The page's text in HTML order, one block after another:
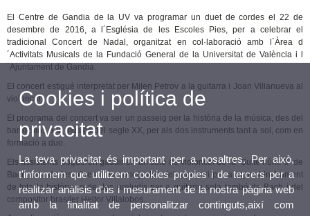
El Centre de Gandia de la UV va programar un duet de cordes el 22 de
desembre de 2016, a l´Església de les Escoles Pies, per a celebrar el
tradicional Concert de Nadal, organitzat en col·laboració amb l´Àrea d
´Activitats Musicals de la Fundació General de la Universitat de València i l
´Ajuntament de Gandia.
El concert estigué interpretat per Milen Petrov a la guitarra i Joan Villanueva al
violoncel.
El programa del concert va ser un passeig per la història de la música, des del
barroc fins a la música del segle XX, per als dos instruments tant a sol, com en
formació a duo.
Els assistents pogueren gaudir en un solo de violoncel de la ´Suite núm. 3´ de
Bach, una de les obres més conegudes del repertori per a aquest instrument
de tota la història, o de dos preludis per a guitarra sola també de Bach i del
compositor brasiler Heitor Villalobos.
Cookies i política de
privacitat
La teva privacitat és important per a nosaltres. Per això,
t'informem que utilitzem cookies pròpies i de tercers per a
realitzar anàlisis d'ús i mesurament de la nostra pàgina web
amb la finalitat de personalitzar continguts,així com